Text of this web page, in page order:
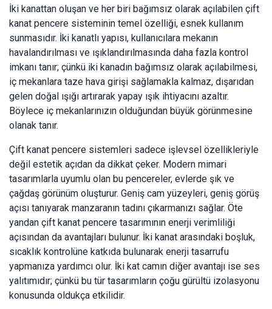
İki kanattan oluşan ve her biri bağımsız olarak açılabilen çift
kanat pencere sisteminin temel özelliği, esnek kullanım
sunmasıdır. İki kanatlı yapısı, kullanıcılara mekanın
havalandırılması ve ışıklandırılmasında daha fazla kontrol
imkanı tanır; çünkü iki kanadın bağımsız olarak açılabilmesi,
iç mekanlara taze hava girişi sağlamakla kalmaz, dışarıdan
gelen doğal ışığı artırarak yapay ışık ihtiyacını azaltır.
Böylece iç mekanlarınızın olduğundan büyük görünmesine
olanak tanır.
Çift kanat pencere sistemleri sadece işlevsel özellikleriyle
değil estetik açıdan da dikkat çeker. Modern mimari
tasarımlarla uyumlu olan bu pencereler, evlerde şık ve
çağdaş görünüm oluşturur. Geniş cam yüzeyleri, geniş görüş
açısı tanıyarak manzaranın tadını çıkarmanızı sağlar. Öte
yandan çift kanat pencere tasarımının enerji verimliliği
açısından da avantajları bulunur. İki kanat arasındaki boşluk,
sıcaklık kontrolüne katkıda bulunarak enerji tasarrufu
yapmanıza yardımcı olur. İki kat camın diğer avantajı ise ses
yalıtımıdır; çünkü bu tür tasarımların çoğu gürültü izolasyonu
konusunda oldukça etkilidir.